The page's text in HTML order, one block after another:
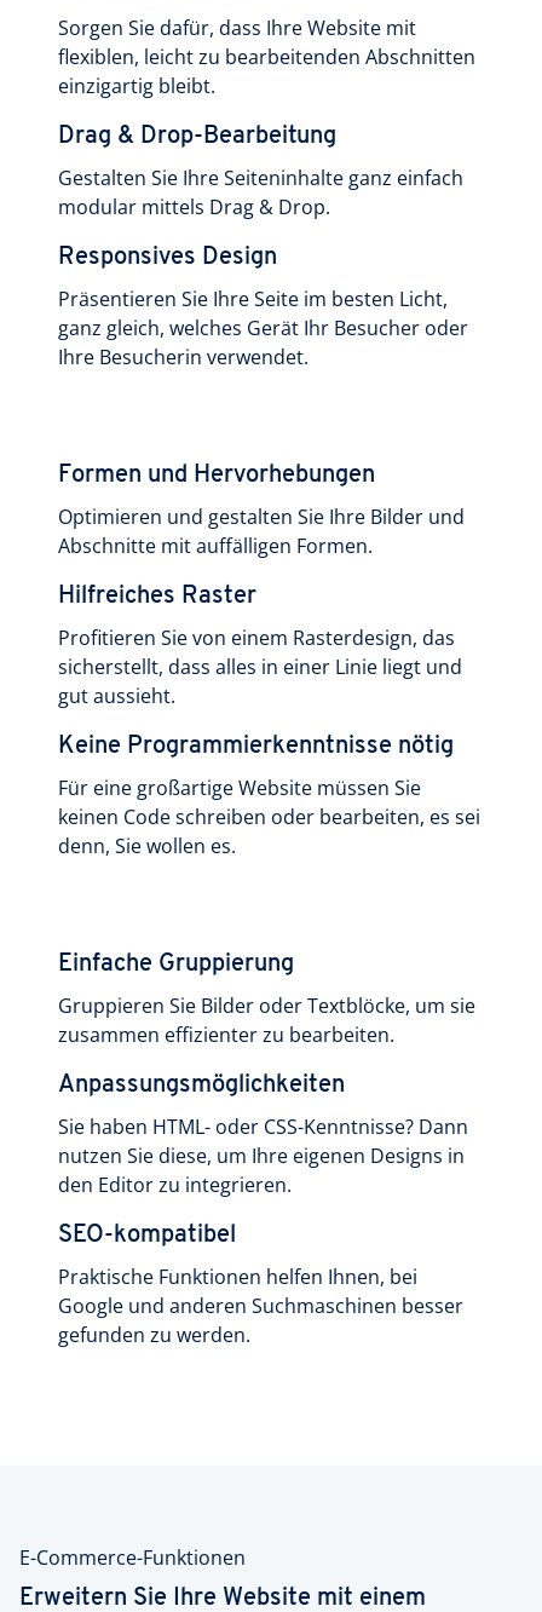
Sorgen Sie dafür, dass Ihre Website mit
flexiblen, leicht zu bearbeitenden Abschnitten
einzigartig bleibt.
Drag & Drop-Bearbeitung
Gestalten Sie Ihre Seiteninhalte ganz einfach
modular mittels Drag & Drop.
Responsives Design
Präsentieren Sie Ihre Seite im besten Licht,
ganz gleich, welches Gerät Ihr Besucher oder
Ihre Besucherin verwendet.
Formen und Hervorhebungen
Optimieren und gestalten Sie Ihre Bilder und
Abschnitte mit auffälligen Formen.
Hilfreiches Raster
Profitieren Sie von einem Rasterdesign, das
sicherstellt, dass alles in einer Linie liegt und
gut aussieht.
Keine Programmierkenntnisse nötig
Für eine großartige Website müssen Sie
keinen Code schreiben oder bearbeiten, es sei
denn, Sie wollen es.
Einfache Gruppierung
Gruppieren Sie Bilder oder Textblöcke, um sie
zusammen effizienter zu bearbeiten.
Anpassungsmöglichkeiten
Sie haben HTML- oder CSS-Kenntnisse? Dann
nutzen Sie diese, um Ihre eigenen Designs in
den Editor zu integrieren.
SEO-kompatibel
Praktische Funktionen helfen Ihnen, bei
Google und anderen Suchmaschinen besser
gefunden zu werden.
E-Commerce-Funktionen
Erweitern Sie Ihre Website mit einem